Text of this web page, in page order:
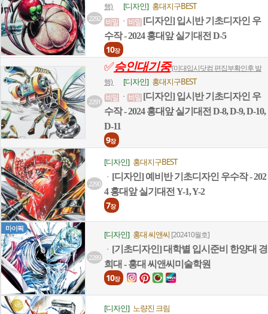
2292
행)
[디자인] 홍대지구BEST
ㆍ
[디자인] 입시반 기초디자인 우
수작 - 2024 홍대앞 실기대전 D-5
10장
2291
✅승인대기중(미대입시닷컴 편집부확인후 발
행)
[디자인] 홍대지구BEST
ㆍ
[디자인] 입시반 기초디자인 우
수작 - 2024 홍대앞 실기대전 D-8, D-9, D-10,
D-11
9장
2290
[디자인] 홍대지구BEST
ㆍ [디자인] 예비반 기초디자인 우수작 - 202
4 홍대앞 실기대전 Y-1, Y-2
7장
마이픽
2289
[디자인] 홍대 씨앤씨 [202410월호]
ㆍ [기초디자인] 대학별 입시준비 한양대 경
희대 - 홍대 씨앤씨미술학원
10장
[디자인] 노량진 크림